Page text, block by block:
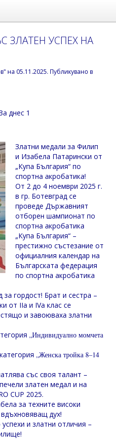
ЗЛАТЕН УСПЕХ НА
на 05.11.2025. Публикувано в
днес 1
Златни медали за Филип
и Изабела Патарински от
„Купа България“ по
спортна акробатика!
От 2 до 4 ноември 2025 г.
в гр. Ботевград се
проведе Държавният
отборен шампионат по
спортна акробатика
„Купа България“ –
престижно състезание от
официалния календар на
Българската федерация
по спортна акробатика
гордост! Брат и сестра –
от IIа и IVа клас се
и завоюваха златни
„Индивидуално момчета
„Женска тройка 8–14
със своя талант –
златен медал и на
CUP 2025.
за техните високи
дух!
и златни отличия –